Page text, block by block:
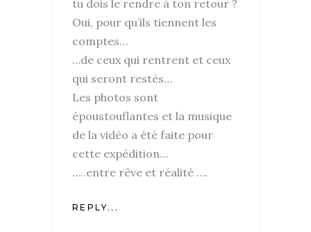
tu dois le rendre à ton retour ?
Oui, pour qu’ils tiennent les
comptes…
…de ceux qui rentrent et ceux
qui seront restés…
Les photos sont
époustouflantes et la musique
de la vidéo a été faite pour
cette expédition…
…..entre rêve et réalité ….
REPLY...